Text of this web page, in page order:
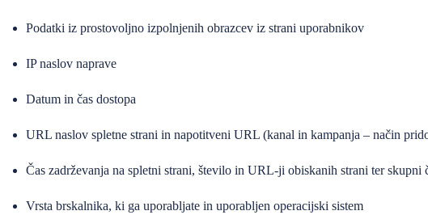
Podatki iz prostovoljno izpolnjenih obrazcev iz strani uporabnikov
IP naslov naprave
Datum in čas dostopa
URL naslov spletne strani in napotitveni URL (kanal in kampanja – način
Čas zadrževanja na spletni strani, število in URL-ji obiskanih strani ter skupni
Vrsta brskalnika, ki ga uporabljate in uporabljen operacijski sistem